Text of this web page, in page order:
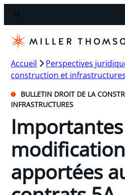
Accueil Perspectives
construction et infrastructures
BULLETIN DROIT DE LA
INFRASTRUCTURES
Importantes
apportées